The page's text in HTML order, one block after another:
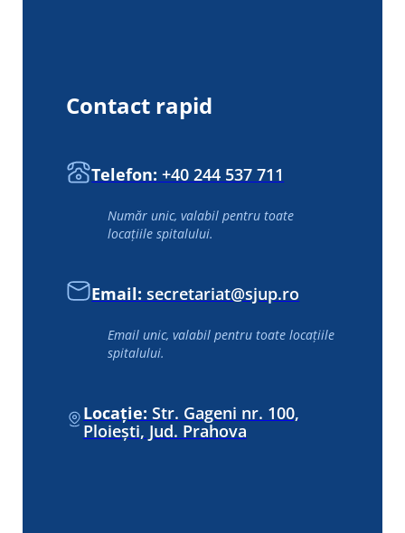
Contact rapid
Telefon: +40 244 537 711
Număr unic, valabil pentru toate
locațiile spitalului.
Email: secretariat@sjup.ro
Email unic, valabil pentru toate locațiile
spitalului.
Locație: Str. Gageni nr. 100,
Ploiești, Jud. Prahova